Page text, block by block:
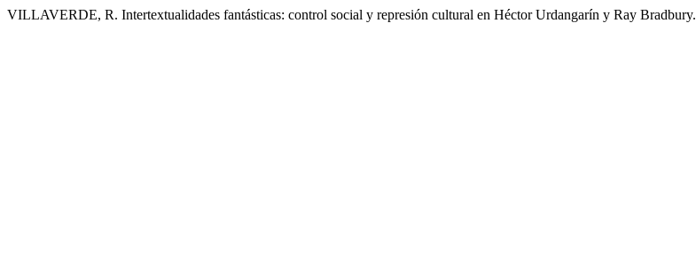
VILLAVERDE, R. Intertextualidades fantásticas: control social y represión cultural en Héctor Urdangarín y Ray Bradbury.